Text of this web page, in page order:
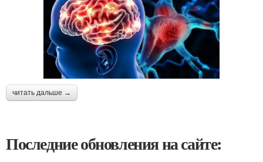
читать дальше →
Последние обновления на сайте: